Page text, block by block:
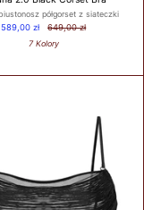
półgorset z siateczki
589,00 zł
649,00 zł
7 Kolory